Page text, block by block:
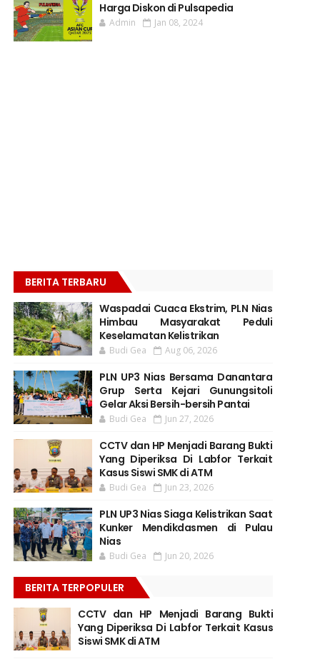
Harga Diskon di Pulsapedia
Admin Jan 08, 2024
BERITA TERBARU
Waspadai Cuaca Ekstrim, PLN Nias
Himbau Masyarakat Peduli
Keselamatan Kelistrikan
Budi Gea Aug 06, 2026
PLN UP3 Nias Bersama Danantara
Grup Serta Kejari Gunungsitoli
Gelar Aksi Bersih-bersih Pantai
Budi Gea Jun 27, 2026
CCTV dan HP Menjadi Barang Bukti
Yang Diperiksa Di Labfor Terkait
Kasus Siswi SMK di ATM
Budi Gea Jun 23, 2026
PLN UP3 Nias Siaga Kelistrikan Saat
Kunker Mendikdasmen di Pulau
Nias
Budi Gea Jun 20, 2026
BERITA TERPOPULER
CCTV dan HP Menjadi Barang Bukti
Yang Diperiksa Di Labfor Terkait Kasus
Siswi SMK di ATM